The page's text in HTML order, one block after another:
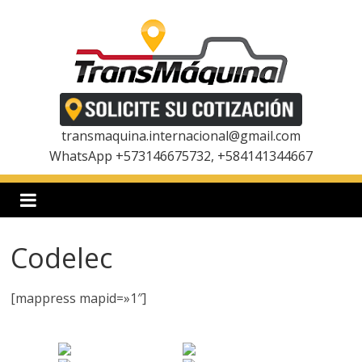
a
n
s
transmaquina.internacional@gmail.com
WhatsApp +573146675732, +584141344667
Codelec
[mappress mapid=»1″]